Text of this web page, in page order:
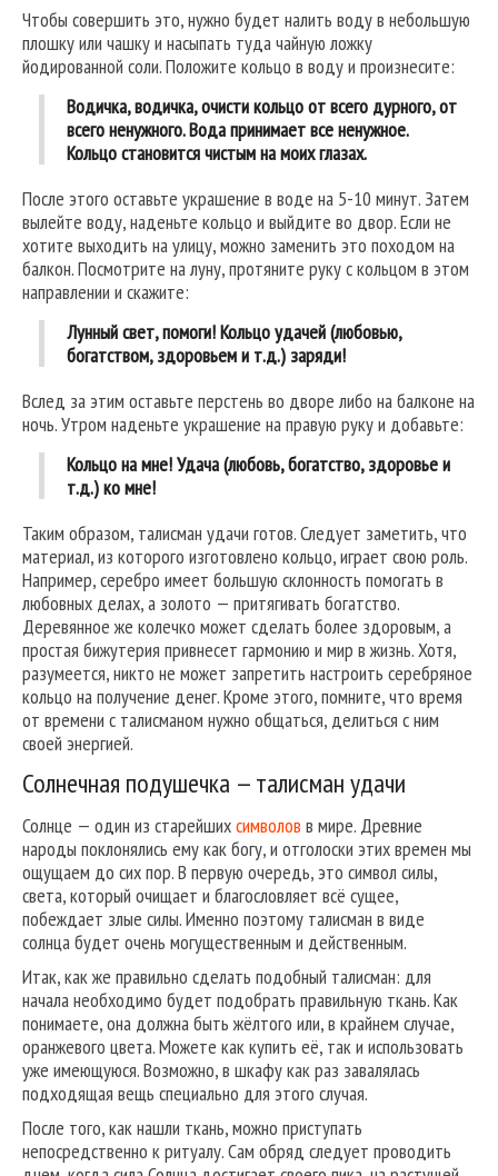
Чтобы совершить это, нужно будет налить воду в небольшую
плошку или чашку и насыпать туда чайную ложку
йодированной соли. Положите кольцо в воду и произнесите:
Водичка, водичка, очисти кольцо от всего дурного, от
всего ненужного. Вода принимает все ненужное.
Кольцо становится чистым на моих глазах.
После этого оставьте украшение в воде на 5-10 минут. Затем
вылейте воду, наденьте кольцо и выйдите во двор. Если не
хотите выходить на улицу, можно заменить это походом на
балкон. Посмотрите на луну, протяните руку с кольцом в этом
направлении и скажите:
Лунный свет, помоги! Кольцо удачей (любовью,
богатством, здоровьем и т.д.) заряди!
Вслед за этим оставьте перстень во дворе либо на балконе на
ночь. Утром наденьте украшение на правую руку и добавьте:
Кольцо на мне! Удача (любовь, богатство, здоровье и
т.д.) ко мне!
Таким образом, талисман удачи готов. Следует заметить, что
материал, из которого изготовлено кольцо, играет свою роль.
Например, серебро имеет большую склонность помогать в
любовных делах, а золото — притягивать богатство.
Деревянное же колечко может сделать более здоровым, а
простая бижутерия привнесет гармонию и мир в жизнь. Хотя,
разумеется, никто не может запретить настроить серебряное
кольцо на получение денег. Кроме этого, помните, что время
от времени с талисманом нужно общаться, делиться с ним
своей энергией.
Солнечная подушечка — талисман удачи
Солнце — один из старейшихсимволов в мире. Древние
народы поклонялись ему как богу, и отголоски этих времен мы
ощущаем до сих пор. В первую очередь, это символ силы,
света, который очищает и благословляет всё сущее,
побеждает злые силы. Именно поэтому талисман в виде
солнца будет очень могущественным и действенным.
Итак, как же правильно сделать подобный талисман: для
начала необходимо будет подобрать правильную ткань. Как
понимаете, она должна быть жёлтого или, в крайнем случае,
оранжевого цвета. Можете как купить её, так и использовать
уже имеющуюся. Возможно, в шкафу как раз завалялась
подходящая вещь специально для этого случая.
После того, как нашли ткань, можно приступать
непосредственно к ритуалу. Сам обряд следует проводить